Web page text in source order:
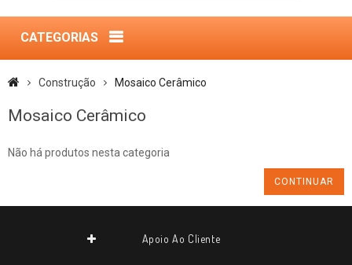
CATEGORIAS
Construção Mosaico Cerâmico
Mosaico Cerâmico
Não há produtos nesta categoria
CONTINUAR
Apoio Ao Cliente